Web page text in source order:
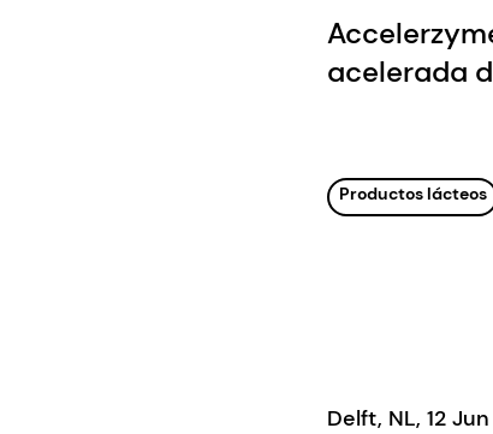
acelerada
Productos lácteos
Delft, NL, 12